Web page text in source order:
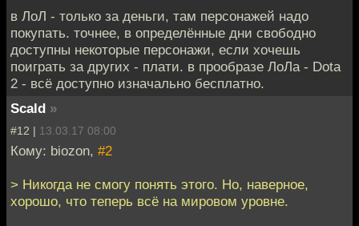
в ЛоЛ - только за деньги, там персонажей надо
покупать. точнее, в определённые дни свободно
доступны некоторые персонажи, если хочешь
поиграть за других - плати. в прообразе ЛоЛа - Dota
2 - всё доступно изначально бесплатно.
Scald »
#12 | 13.03.17 08:00
Кому: biozon, #2
> Никогда не смогу понять этого. Но, наверное,
хорошо, что теперь всё на мировом уровне.